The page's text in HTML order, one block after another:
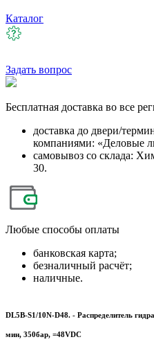
Каталог
Задать вопрос
Бесплатная доставка во все
доставка до двери/
компаниями: «Деловые
самовывоз со склада:
30.
Любые способы оплаты
банковская карта;
безналичный расчёт;
наличные.
DL5B-S1/10N-D48. - Распределитель
мин, 350бар, =48VDC